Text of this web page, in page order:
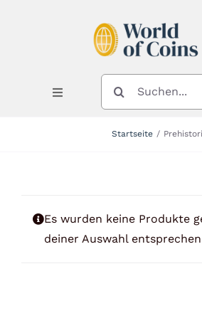
Toggle
Navigation
SUCHE
NACH:
Startseite
Es wurden keine Produkte
deiner Auswahl